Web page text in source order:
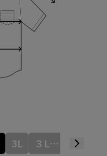
3L ３Lサイズ 4L